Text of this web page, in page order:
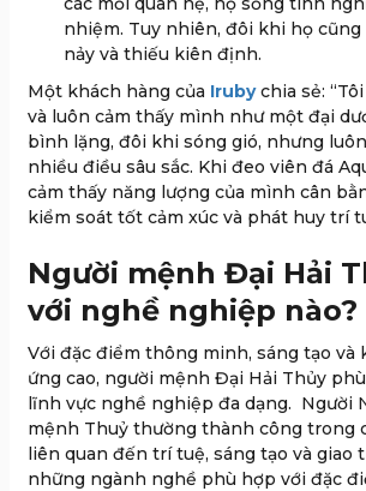
nhiệm. Tuy nhiên, đôi khi họ cũng
nảy và thiếu kiên định.
Một khách hàng của Irubychia sẻ:
và luôn cảm thấy mình như một đại
bình lặng, đôi khi sóng gió, nhưng
nhiều điều sâu sắc. Khi đeo viên đá
cảm thấy năng lượng của mình cân
kiểm soát tốt cảm xúc và phát huy trí
Người mệnh Đại Hải
với nghề nghiệp nào?
Với đặc điểm thông minh, sáng tạo và
ứng cao, người mệnh Đại Hải Thủy
lĩnh vực nghề nghiệp đa dạng. Người
mệnh Thuỷ thường thành công trong
liên quan đến trí tuệ, sáng tạo và giao
những ngành nghề phù hợp với đặc